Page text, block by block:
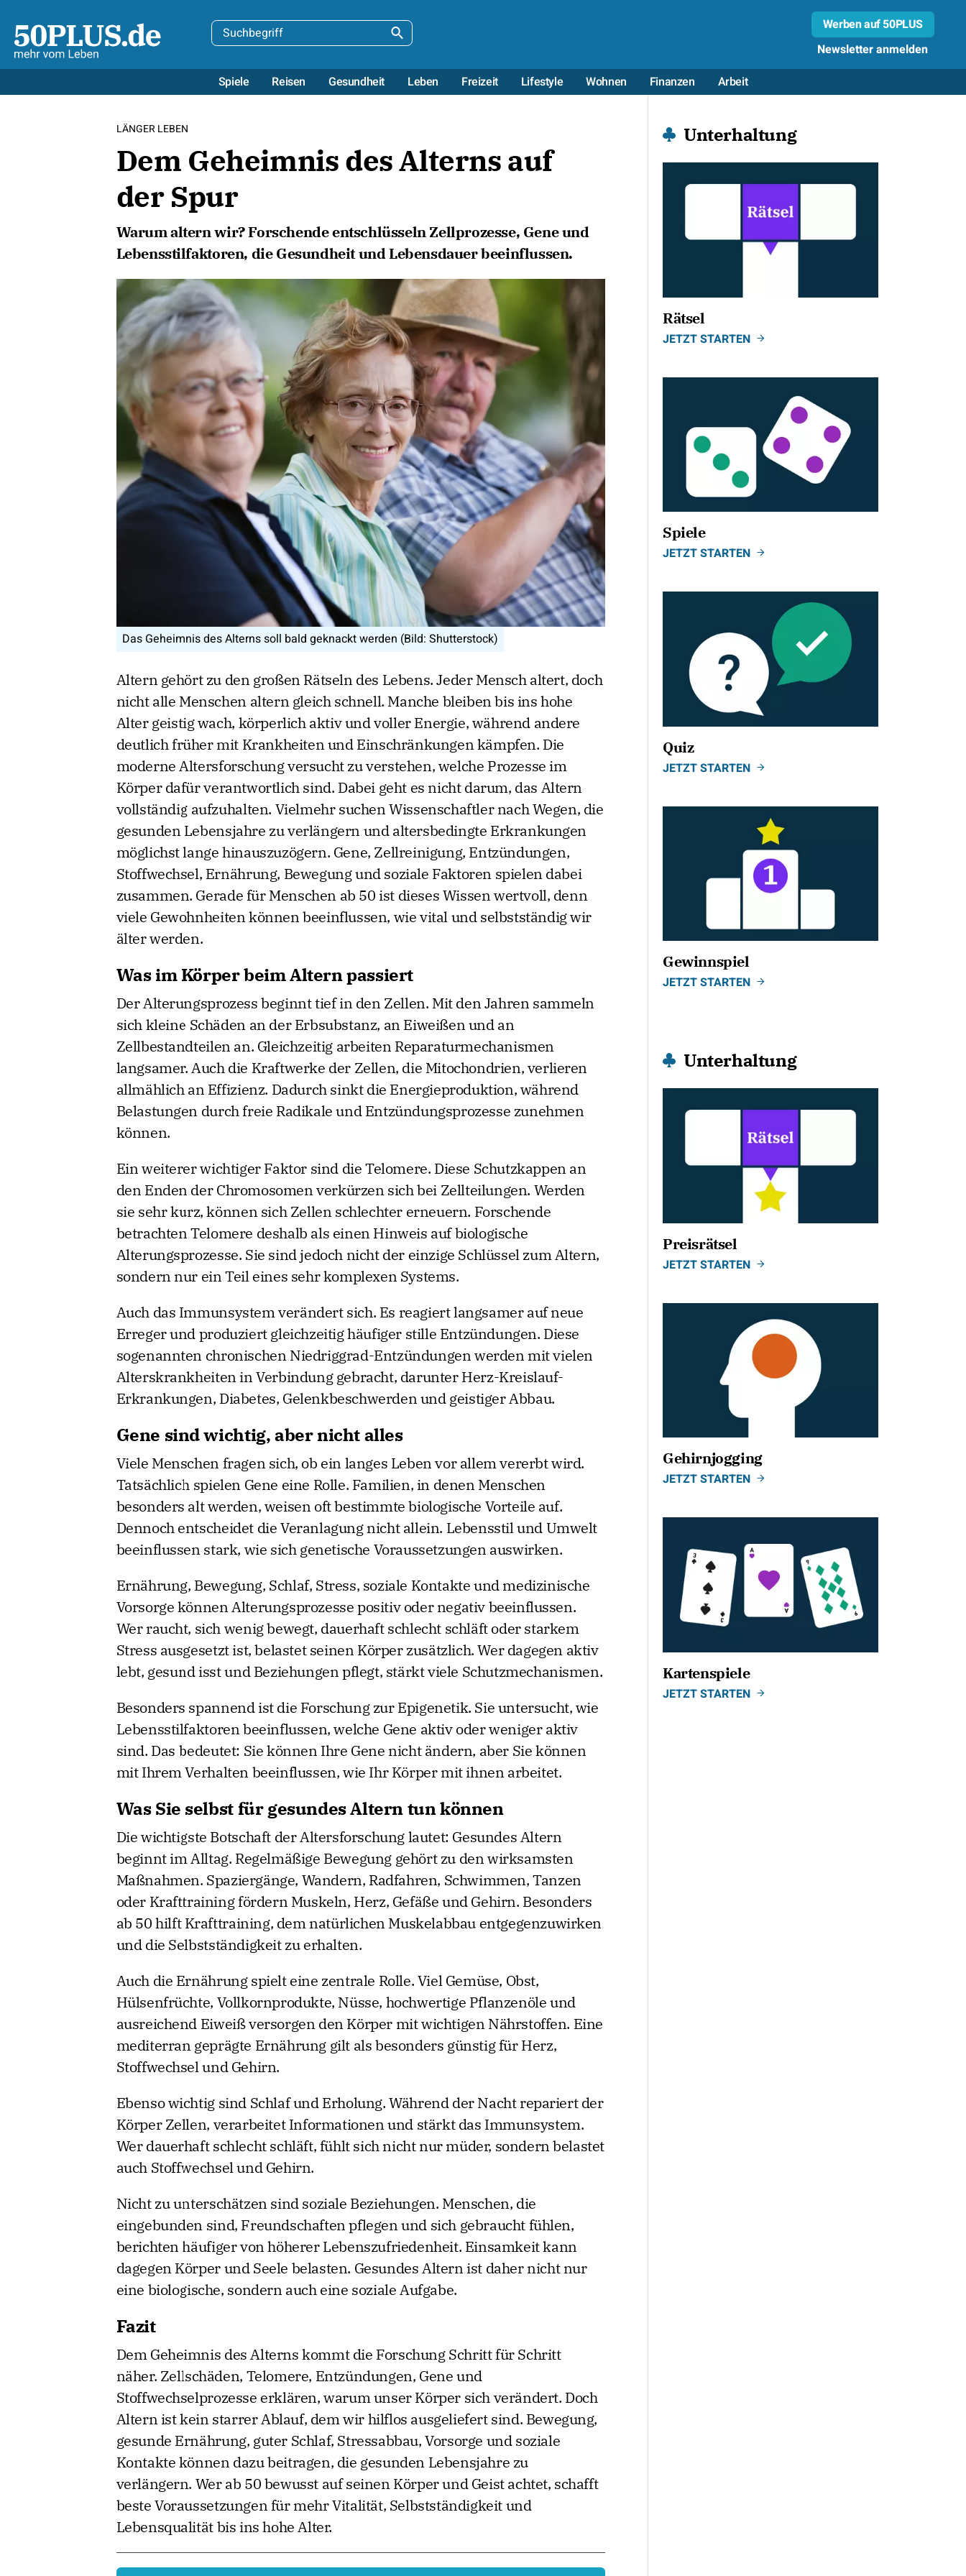
Werben auf 50PLUS
Newsletter anmelden
Spiele
Reisen Gesundheit Leben Freizeit Lifestyle Wohnen Finanzen Arbeit
LÄNGER LEBEN
Dem Geheimnis des Alterns auf
der Spur
Warum altern wir? Forschende entschlüsseln Zellprozesse, Gene und
Lebensstilfaktoren, die Gesundheit und Lebensdauer beeinflussen.
Das Geheimnis des Alterns soll bald geknackt werden (Bild: Shutterstock)
Altern gehört zu den großen Rätseln des Lebens. Jeder Mensch altert, doch
nicht alle Menschen altern gleich schnell. Manche bleiben bis ins hohe
Alter geistig wach, körperlich aktiv und voller Energie, während andere
deutlich früher mit Krankheiten und Einschränkungen kämpfen. Die
moderne Altersforschung versucht zu verstehen, welche Prozesse im
Körper dafür verantwortlich sind. Dabei geht es nicht darum, das Altern
vollständig aufzuhalten. Vielmehr suchen Wissenschaftler nach Wegen, die
gesunden Lebensjahre zu verlängern und altersbedingte Erkrankungen
möglichst lange hinauszuzögern. Gene, Zellreinigung, Entzündungen,
Stoffwechsel, Ernährung, Bewegung und soziale Faktoren spielen dabei
zusammen. Gerade für Menschen ab 50 ist dieses Wissen wertvoll, denn
viele Gewohnheiten können beeinflussen, wie vital und selbstständig wir
älter werden.
Was im Körper beim Altern passiert
Der Alterungsprozess beginnt tief in den Zellen. Mit den Jahren sammeln
sich kleine Schäden an der Erbsubstanz, an Eiweißen und an
Zellbestandteilen an. Gleichzeitig arbeiten Reparaturmechanismen
langsamer. Auch die Kraftwerke der Zellen, die Mitochondrien, verlieren
allmählich an Effizienz. Dadurch sinkt die Energieproduktion, während
Belastungen durch freie Radikale und Entzündungsprozesse zunehmen
können.
Ein weiterer wichtiger Faktor sind die Telomere. Diese Schutzkappen an
den Enden der Chromosomen verkürzen sich bei Zellteilungen. Werden
sie sehr kurz, können sich Zellen schlechter erneuern. Forschende
betrachten Telomere deshalb als einen Hinweis auf biologische
Alterungsprozesse. Sie sind jedoch nicht der einzige Schlüssel zum Altern,
sondern nur ein Teil eines sehr komplexen Systems.
Auch das Immunsystem verändert sich. Es reagiert langsamer auf neue
Erreger und produziert gleichzeitig häufiger stille Entzündungen. Diese
sogenannten chronischen Niedriggrad-Entzündungen werden mit vielen
Alterskrankheiten in Verbindung gebracht, darunter Herz-Kreislauf-
Erkrankungen, Diabetes, Gelenkbeschwerden und geistiger Abbau.
Gene sind wichtig, aber nicht alles
Viele Menschen fragen sich, ob ein langes Leben vor allem vererbt wird.
Tatsächlich spielen Gene eine Rolle. Familien, in denen Menschen
besonders alt werden, weisen oft bestimmte biologische Vorteile auf.
Dennoch entscheidet die Veranlagung nicht allein. Lebensstil und Umwelt
beeinflussen stark, wie sich genetische Voraussetzungen auswirken.
Ernährung, Bewegung, Schlaf, Stress, soziale Kontakte und medizinische
Vorsorge können Alterungsprozesse positiv oder negativ beeinflussen.
Wer raucht, sich wenig bewegt, dauerhaft schlecht schläft oder starkem
Stress ausgesetzt ist, belastet seinen Körper zusätzlich. Wer dagegen aktiv
lebt, gesund isst und Beziehungen pflegt, stärkt viele Schutzmechanismen.
Besonders spannend ist die Forschung zur Epigenetik. Sie untersucht, wie
Lebensstilfaktoren beeinflussen, welche Gene aktiv oder weniger aktiv
sind. Das bedeutet: Sie können Ihre Gene nicht ändern, aber Sie können
mit Ihrem Verhalten beeinflussen, wie Ihr Körper mit ihnen arbeitet.
Was Sie selbst für gesundes Altern tun können
Die wichtigste Botschaft der Altersforschung lautet: Gesundes Altern
beginnt im Alltag. Regelmäßige Bewegung gehört zu den wirksamsten
Maßnahmen. Spaziergänge, Wandern, Radfahren, Schwimmen, Tanzen
oder Krafttraining fördern Muskeln, Herz, Gefäße und Gehirn. Besonders
ab 50 hilft Krafttraining, dem natürlichen Muskelabbau entgegenzuwirken
und die Selbstständigkeit zu erhalten.
Auch die Ernährung spielt eine zentrale Rolle. Viel Gemüse, Obst,
Hülsenfrüchte, Vollkornprodukte, Nüsse, hochwertige Pflanzenöle und
ausreichend Eiweiß versorgen den Körper mit wichtigen Nährstoffen. Eine
mediterran geprägte Ernährung gilt als besonders günstig für Herz,
Stoffwechsel und Gehirn.
Ebenso wichtig sind Schlaf und Erholung. Während der Nacht repariert der
Körper Zellen, verarbeitet Informationen und stärkt das Immunsystem.
Wer dauerhaft schlecht schläft, fühlt sich nicht nur müder, sondern belastet
auch Stoffwechsel und Gehirn.
Nicht zu unterschätzen sind soziale Beziehungen. Menschen, die
eingebunden sind, Freundschaften pflegen und sich gebraucht fühlen,
berichten häufiger von höherer Lebenszufriedenheit. Einsamkeit kann
dagegen Körper und Seele belasten. Gesundes Altern ist daher nicht nur
eine biologische, sondern auch eine soziale Aufgabe.
Fazit
Dem Geheimnis des Alterns kommt die Forschung Schritt für Schritt
näher. Zellschäden, Telomere, Entzündungen, Gene und
Stoffwechselprozesse erklären, warum unser Körper sich verändert. Doch
Altern ist kein starrer Ablauf, dem wir hilflos ausgeliefert sind. Bewegung,
gesunde Ernährung, guter Schlaf, Stressabbau, Vorsorge und soziale
Kontakte können dazu beitragen, die gesunden Lebensjahre zu
verlängern. Wer ab 50 bewusst auf seinen Körper und Geist achtet, schafft
beste Voraussetzungen für mehr Vitalität, Selbstständigkeit und
Lebensqualität bis ins hohe Alter.
Unterhaltung
Rätsel
JETZT STARTEN
Spiele
JETZT STARTEN
Quiz
JETZT STARTEN
Gewinnspiel
JETZT STARTEN
Unterhaltung
Preisrätsel
JETZT STARTEN
Gehirnjogging
JETZT STARTEN
Kartenspiele
JETZT STARTEN